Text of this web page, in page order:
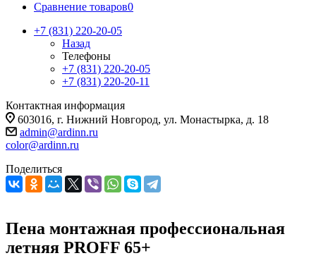
Сравнение товаров0
+7 (831) 220-20-05
Назад
Телефоны
+7 (831) 220-20-05
+7 (831) 220-20-11
Контактная информация
603016, г. Нижний Новгород, ул. Монастырка, д. 18
admin@ardinn.ru
color@ardinn.ru
Поделиться
Пена монтажная профессиональная
летняя PROFF 65+